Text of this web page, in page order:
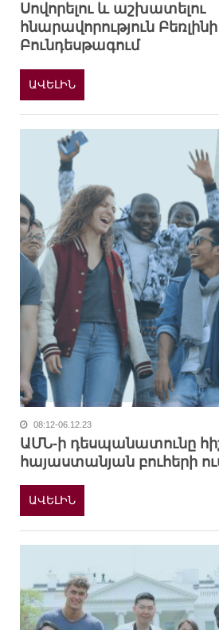
Սովորելու և աշխատելու
հնարավորություն Բեռլինի
Բունդեսթագում
ԱՎԵԼԻՆ
08:12-06.12.23
ԱՄՆ-ի դեսպանատունը
հայաստանյան բուհերի
ԱՎԵԼԻՆ